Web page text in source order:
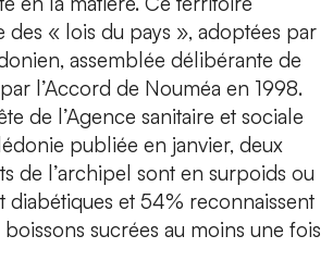
des « lois du pays », adoptées par
assemblée délibérante de
l’Accord de Nouméa en 1998.
de l’Agence sanitaire et sociale
publiée en janvier, deux
de l’archipel sont en surpoids ou
diabétiques et 54% reconnaissent
sucrées au moins une fois